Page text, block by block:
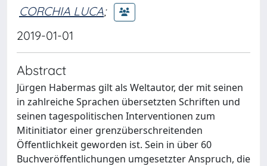
CORCHIA LUCA;
2019-01-01
Abstract
Jürgen Habermas gilt als Weltautor, der mit seinen
in zahlreiche Sprachen übersetzten Schriften und
seinen tagespolitischen Interventionen zum
Mitinitiator einer grenzüberschreitenden
Öffentlichkeit geworden ist. Sein in über 60
Buchveröffentlichungen umgesetzter Anspruch, die